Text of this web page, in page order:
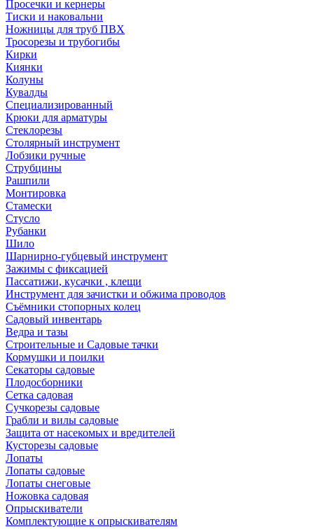
Просечки и кернеры
Тиски и наковальни
Ножницы для труб ПВХ
Тросорезы и трубогибы
Кирки
Киянки
Колуны
Кувалды
Специализированный
Крюки для арматуры
Стеклорезы
Столярный инструмент
Лобзики ручные
Струбцины
Рашпили
Монтировка
Стамески
Стусло
Рубанки
Шило
Шарнирно-губцевый инструмент
Зажимы с фиксацией
Пассатижи, кусачки , клещи
Инструмент для зачистки и обжима проводов
Съёмники стопорных колец
Садовый инвентарь
Ведра и тазы
Строительные и Садовые тачки
Кормушки и поилки
Секаторы садовые
Плодосборники
Сетка садовая
Сучкорезы садовые
Грабли и вилы садовые
Защита от насекомых и вредителей
Кусторезы садовые
Лопаты
Лопаты садовые
Лопаты снеговые
Ножовка садовая
Опрыскиватели
Комплектующие к опрыскивателям